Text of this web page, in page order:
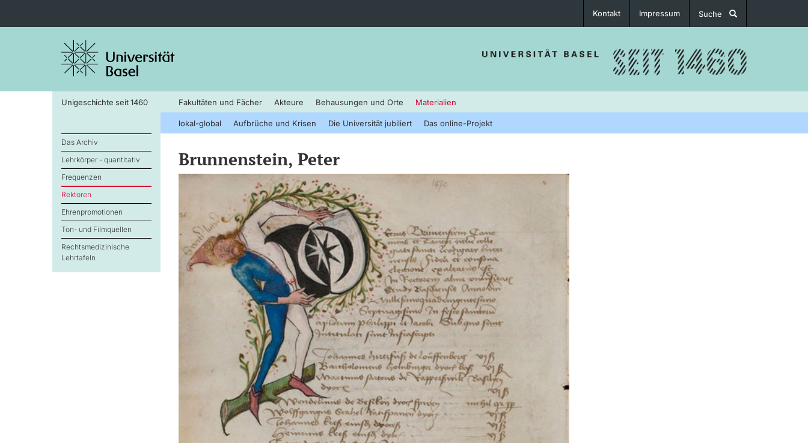
Kontakt Impressum Suche
Unigeschichte seit 1460 Fakultäten und Fächer Akteure Behausungen und Orte Materialien
lokal-global Aufbrüche und Krisen Die Universität jubiliert Das online-Projekt
Das Archiv
Lehrkörper - quantitativ
Frequenzen
Rektoren
Ehrenpromotionen
Ton- und Filmquellen
Rechtsmedizinische
Lehrtafeln
Brunnenstein, Peter